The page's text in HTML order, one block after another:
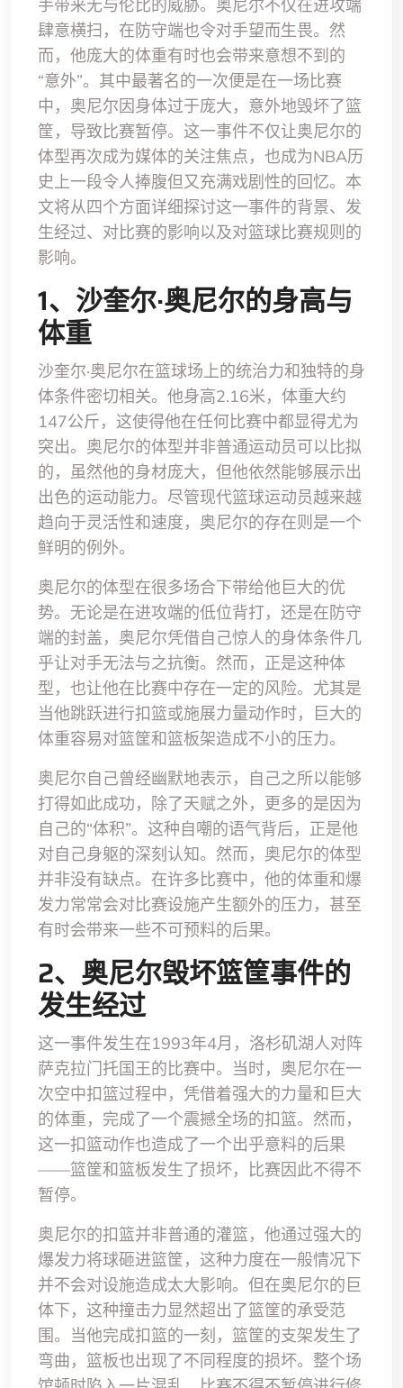
手带来无与伦比的威胁。奥尼尔不仅在进攻端
肆意横扫，在防守端也令对手望而生畏。然
而，他庞大的体重有时也会带来意想不到的
“意外”。其中最著名的一次便是在一场比赛
中，奥尼尔因身体过于庞大，意外地毁坏了篮
筐，导致比赛暂停。这一事件不仅让奥尼尔的
体型再次成为媒体的关注焦点，也成为NBA历
史上一段令人捧腹但又充满戏剧性的回忆。本
文将从四个方面详细探讨这一事件的背景、发
生经过、对比赛的影响以及对篮球比赛规则的
影响。
1、沙奎尔·奥尼尔的身高与
体重
沙奎尔·奥尼尔在篮球场上的统治力和独特的身
体条件密切相关。他身高2.16米，体重大约
147公斤，这使得他在任何比赛中都显得尤为
突出。奥尼尔的体型并非普通运动员可以比拟
的，虽然他的身材庞大，但他依然能够展示出
出色的运动能力。尽管现代篮球运动员越来越
趋向于灵活性和速度，奥尼尔的存在则是一个
鲜明的例外。
奥尼尔的体型在很多场合下带给他巨大的优
势。无论是在进攻端的低位背打，还是在防守
端的封盖，奥尼尔凭借自己惊人的身体条件几
乎让对手无法与之抗衡。然而，正是这种体
型，也让他在比赛中存在一定的风险。尤其是
当他跳跃进行扣篮或施展力量动作时，巨大的
体重容易对篮筐和篮板架造成不小的压力。
奥尼尔自己曾经幽默地表示，自己之所以能够
打得如此成功，除了天赋之外，更多的是因为
自己的“体积”。这种自嘲的语气背后，正是他
对自己身躯的深刻认知。然而，奥尼尔的体型
并非没有缺点。在许多比赛中，他的体重和爆
发力常常会对比赛设施产生额外的压力，甚至
有时会带来一些不可预料的后果。
2、奥尼尔毁坏篮筐事件的
发生经过
这一事件发生在1993年4月，洛杉矶湖人对阵
萨克拉门托国王的比赛中。当时，奥尼尔在一
次空中扣篮过程中，凭借着强大的力量和巨大
的体重，完成了一个震撼全场的扣篮。然而，
这一扣篮动作也造成了一个出乎意料的后果
——篮筐和篮板发生了损坏，比赛因此不得不
暂停。
奥尼尔的扣篮并非普通的灌篮，他通过强大的
爆发力将球砸进篮筐，这种力度在一般情况下
并不会对设施造成太大影响。但在奥尼尔的巨
体下，这种撞击力显然超出了篮筐的承受范
围。当他完成扣篮的一刻，篮筐的支架发生了
弯曲，篮板也出现了不同程度的损坏。整个场